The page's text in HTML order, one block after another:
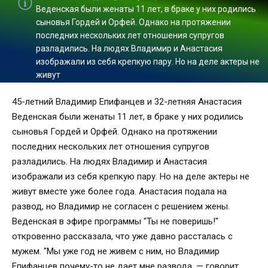
Веденская были женаты 11 лет, в браке у них родились
сыновья Гордей и Орфей. Однако на протяжении
последних нескольких лет отношения супругов
разладились. На людях Владимир и Анастасия
изображали из себя крепкую пару. Но на деле актеры не
живут
45-летний Владимир Епифанцев и 32-летняя Анастасия
Веденская были женаты 11 лет, в браке у них родились
сыновья Гордей и Орфей. Однако на протяжении
последних нескольких лет отношения супругов
разладились. На людях Владимир и Анастасия
изображали из себя крепкую пару. Но на деле актеры не
живут вместе уже более года. Анастасия подала на
развод, но Владимир не согласен с решением жены.
Веденская в эфире программы "Ты не поверишь!"
откровенно рассказала, что уже давно рассталась с
мужем. "Мы уже год не живем с ним, но Владимир